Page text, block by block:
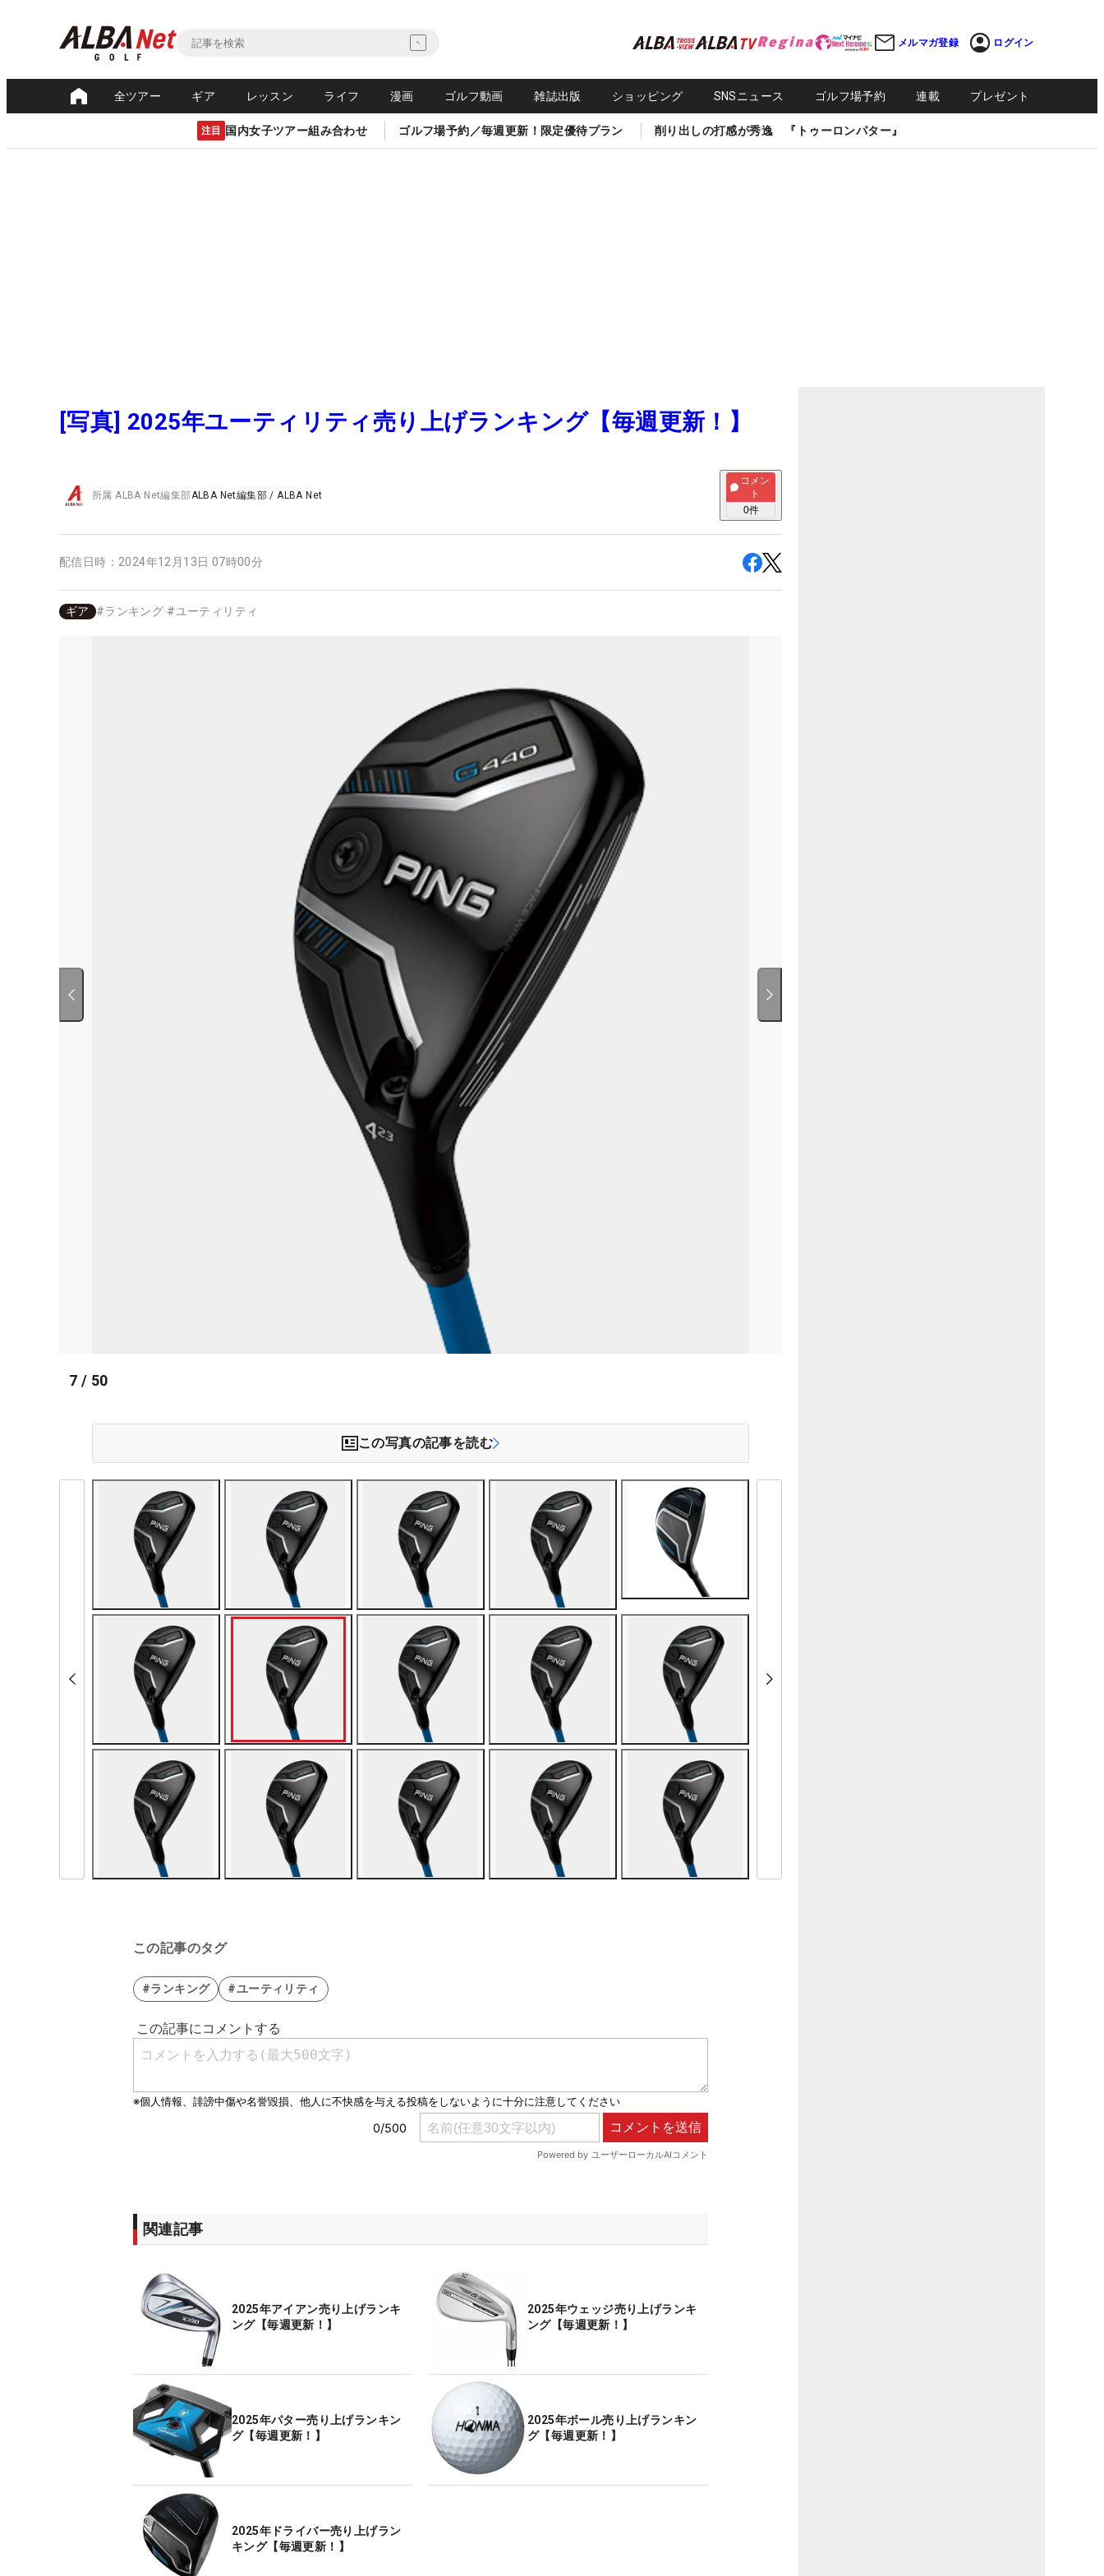
メルマガ登録 ログイン
全ツアー ギア レッスン ライフ 漫画 ゴルフ動画 雑誌出版 ショッピング SNSニュース ゴルフ場予約 連載 プレゼント
注目 国内女子ツアー組み合わせ ゴルフ場予約／毎週更新！限定優待プラン 削り出しの打感が秀逸 『トゥーロンパター』
[写真] 2025年ユーティリティ売り上げランキング【毎週更新！】
所属ALBA Net編集部ALBA Net編集部 /ALBA Net
コメン
ト
0件
配信日時： 2024年12月13日 07時00分
ギア #ランキング #ユーティリティ
7 / 50
この写真の記事を読む
この記事のタグ
#ランキング #ユーティリティ
関連記事
2025年アイアン売り上げランキ
ング【毎週更新！】
2025年ウェッジ売り上げランキ
ング【毎週更新！】
2025年パター売り上げランキン
グ【毎週更新！】
2025年ボール売り上げランキン
グ【毎週更新！】
2025年ドライバー売り上げラン
キング【毎週更新！】